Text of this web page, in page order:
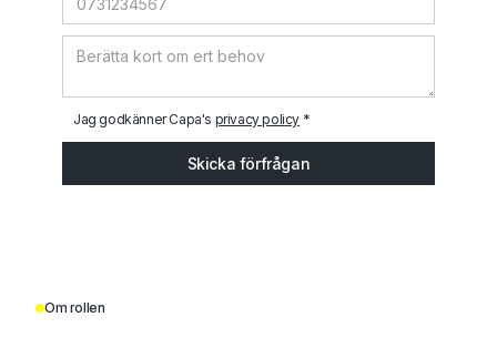
Jag godkänner Capa's privacy policy *
Om rollen